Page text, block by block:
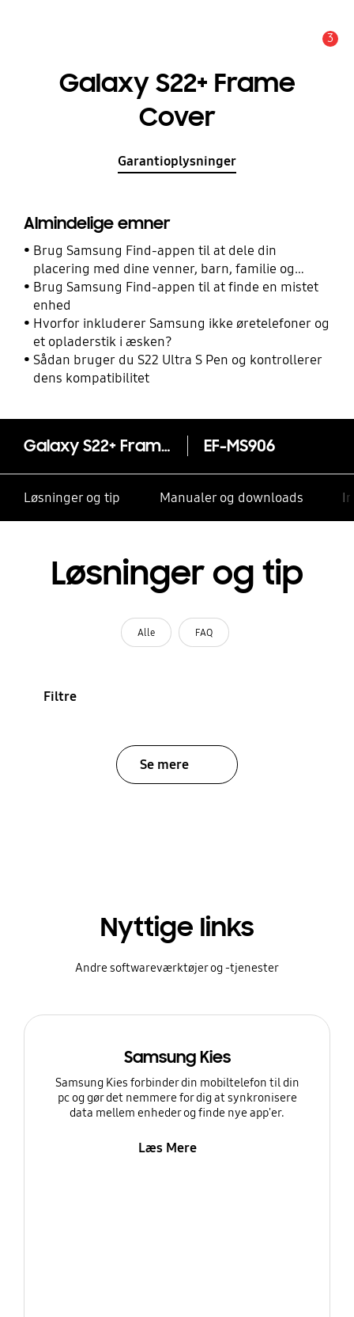
3
Galaxy S22+ Frame
Cover
Garantioplysninger
Almindelige emner
Brug Samsung Find-appen til at dele din
placering med dine venner, barn, familie og
andre kontakter
Brug Samsung Find-appen til at finde en mistet
enhed
Hvorfor inkluderer Samsung ikke øretelefoner og
et opladerstik i æsken?
Sådan bruger du S22 Ultra S Pen og kontrollerer
dens kompatibilitet
Galaxy S22+ Frame Cover EF-MS906
Løsninger og tip Manualer og downloads
Løsninger og tip
Alle FAQ
Filtre
Se mere
Nyttige links
Andre softwareværktøjer og -tjenester
Samsung Kies
Samsung Kies forbinder din mobiltelefon til din
pc og gør det nemmere for dig at synkronisere
data mellem enheder og finde nye app'er.
Læs Mere